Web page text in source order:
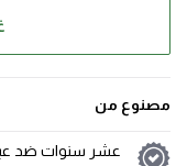
مصنوع من
عشر سنوات ضد